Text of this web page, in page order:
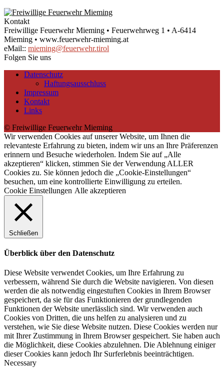
Kontakt
Freiwillige Feuerwehr Mieming • Feuerwehrweg 1 • A-6414
Mieming • www.feuerwehr-mieming.at
eMail:: mieming@feuerwehr.tirol
Folgen Sie uns
Datenschutz
Haftungsausschluss
Impressum
Kontakt
Links
© Freiwillige Feuerwehr Mieming
Wir verwenden Cookies auf unserer Website, um Ihnen die
relevanteste Erfahrung zu bieten, indem wir uns an Ihre Präferenzen
erinnern und Besuche wiederholen. Indem Sie auf „Alle
akzeptieren“ klicken, stimmen Sie der Verwendung ALLER
Cookies zu. Sie können jedoch die „Cookie-Einstellungen“
besuchen, um eine kontrollierte Einwilligung zu erteilen.
Cookie Einstellungen Alle akzeptieren
Schließen
Überblick über den Datenschutz
Diese Website verwendet Cookies, um Ihre Erfahrung zu
verbessern, während Sie durch die Website navigieren. Von diesen
werden die als notwendig eingestuften Cookies in Ihrem Browser
gespeichert, da sie für das Funktionieren der grundlegenden
Funktionen der Website unerlässlich sind. Wir verwenden auch
Cookies von Dritten, die uns helfen zu analysieren und zu
verstehen, wie Sie diese Website nutzen. Diese Cookies werden nur
mit Ihrer Zustimmung in Ihrem Browser gespeichert. Sie haben auch
die Möglichkeit, diese Cookies abzulehnen. Die Ablehnung einiger
dieser Cookies kann jedoch Ihr Surferlebnis beeinträchtigen.
Necessary